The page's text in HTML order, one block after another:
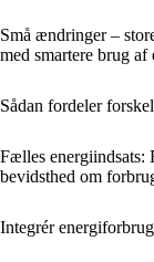
Små ændringer –
med smartere brug
Sådan fordeler
Fælles energiindsats:
bevidsthed om
Integrér